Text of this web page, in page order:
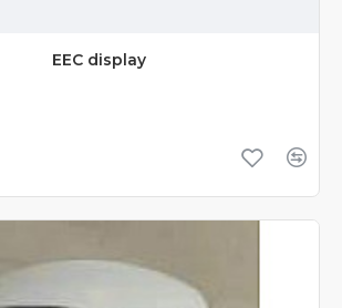
EEC display